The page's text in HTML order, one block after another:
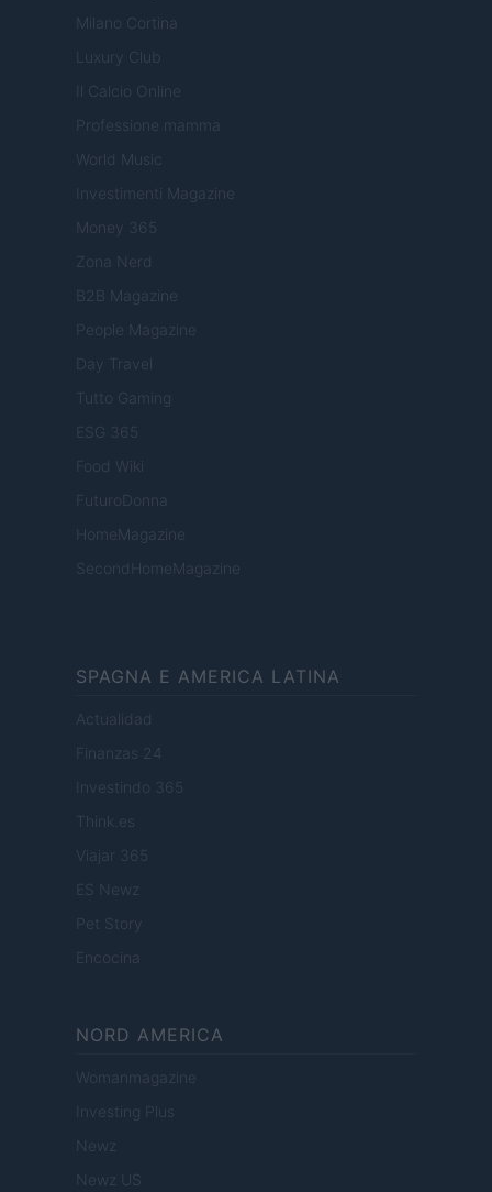
Milano Cortina
Luxury Club
Il Calcio Online
Professione mamma
World Music
Investimenti Magazine
Money 365
Zona Nerd
B2B Magazine
People Magazine
Day Travel
Tutto Gaming
ESG 365
Food Wiki
FuturoDonna
HomeMagazine
SecondHomeMagazine
SPAGNA E AMERICA LATINA
Actualidad
Finanzas 24
Investindo 365
Think.es
Viajar 365
ES Newz
Pet Story
Encocina
NORD AMERICA
Womanmagazine
Investing Plus
Newz
Newz US